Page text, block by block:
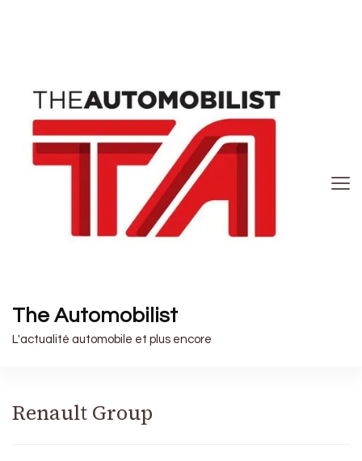
The Automobilist
L'actualité automobile et plus encore
Renault Group